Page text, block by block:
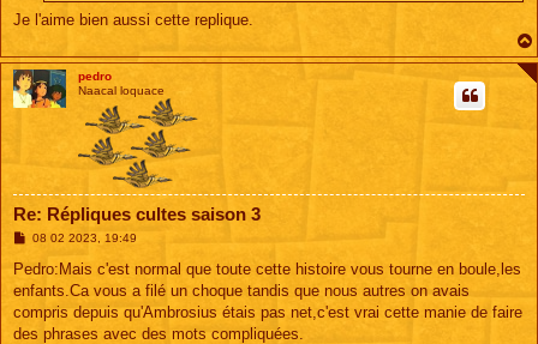
Je l'aime bien aussi cette replique.
pedro
Naacal loquace
Re: Répliques cultes saison 3
M
s
a
g
08 02 2023, 19:49
Pedro:Mais c'est normal que toute cette histoire vous tourne en boule,les
enfants.Ca vous a filé un choque tandis que nous autres on avais
compris depuis qu'Ambrosius étais pas net,c'est vrai cette manie de faire
des phrases avec des mots compliquées.